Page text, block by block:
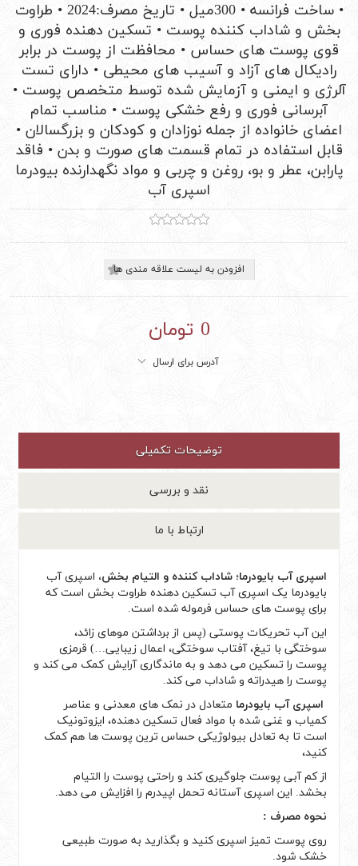
• ساخت فرانسه • 300میل • تاریخ مصرف:2024 • طراوت
بخش و شاداب کننده پوست • تسکین دهنده فوری و
قوی پوست های حساس • محافظت از پوست در برابر
رادیکال های آزاد و آسیب های محیطی • دارای تست
آلرژی و ایمنی و آزمایش شده توسط متخصص پوست •
آبرسانی فوری و رفع خشکی پوست • مناسب تمام
اعضای خانواده از جمله نوزادان و کودکان و بزرگسالان •
قابل استفاده در تمام قسمت های صورت و بدن • فاقد
پارابن، عطر و بو، روغن و چربی و مواد نگهدارنده بیودرما
اسپری آب
افزودن به لیست علاقه مندی ها
0 تومان
آدرس برای ارسال
توضیحات تکمیلی
نقد و بررسی
ارتباط با ما
اسپری آب بایودرما؛ شاداب کننده و التیام بخش، اسپری آب
بایودرما یک اسپری آب تسکین دهنده طراوت بخش است که
برای پوست های حساس فرموله شده است.
این آب تحریکات پوستی (پس از برداشتن موهای زائد،
سوختگی با تیغ، آفتاب سوختگی، اعمال زیبایی…) قرمزی
پوست را تسکین می دهد و به ماندگاری آرایش کمک می کند و
پوست را هیدراته و شاداب می کند.
اسپری آب بایودرما متعادل در نمک های معدنی و عناصر
کمیاب و غنی شده با مواد فعال تسکین دهنده، ایزوتونیک
است تا به تعادل بیولوژیکی حساس ترین پوست ها هم کمک
کنید،
از کم آبی پوست جلوگیری کند و راحتی پوست را التیام
بخشد. این اسپریآستانه تحمل اپیدرم را افزایش می دهد.
نحوه مصرف :
روی پوست تمیز اسپری کنید و بگذارید به صورت طبیعی
خشک شود.